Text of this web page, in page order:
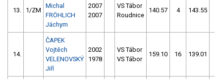
13. 1/ZM
Michal
FRÖHLICH
Jáchym
2007
2007
VS Tábor
Roudnice
140.57 4 143.55
14.
ČAPEK
Vojtěch
VELENOVSKÝ
Jiří
2002
1978
VS Tábor
VS Tábor
159.10 16 139.01